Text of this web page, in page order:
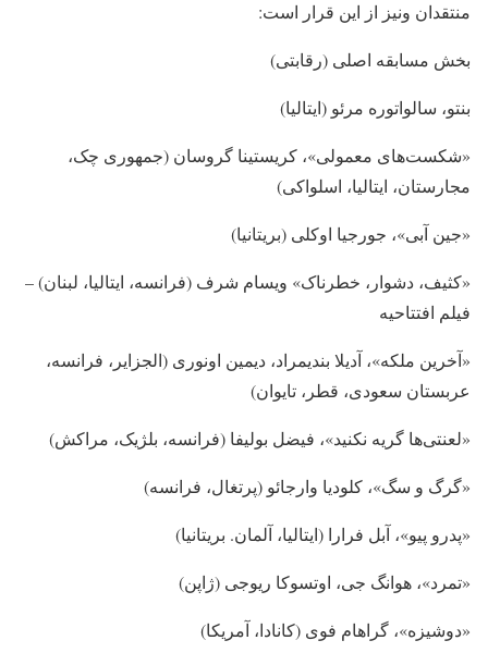
منتقدان ونیز از این قرار است:
بخش مسابقه اصلی (رقابتی)
بنتو، سالواتوره مرئو (ایتالیا)
«شکست‌های معمولی»، کریستینا گروسان (جمهوری چک،
مجارستان، ایتالیا، اسلواکی)
«جین آبی»، جورجیا اوکلی (بریتانیا)
«کثیف، دشوار، خطرناک» ویسام شرف (فرانسه، ایتالیا، لبنان) –
فیلم افتتاحیه
«آخرین ملکه»، آدیلا بندیمراد، دیمین اونوری (الجزایر، فرانسه،
عربستان سعودی، قطر، تایوان)
«لعنتی‌ها گریه نکنید»، فیضل بولیفا (فرانسه، بلژیک، مراکش)
«گرگ و سگ»، کلودیا وارجائو (پرتغال، فرانسه)
«پدرو پیو»، آبل فرارا (ایتالیا، آلمان. بریتانیا)
«تمرد»، هوانگ جی، اوتسوکا ریوجی (ژاپن)
«دوشیزه»، گراهام فوی (کانادا، آمریکا)